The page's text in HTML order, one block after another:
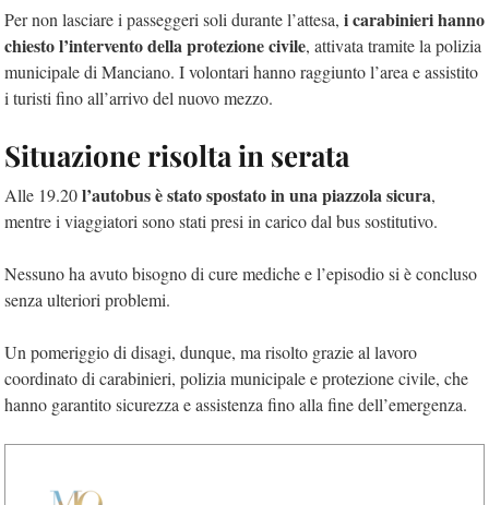
Per non lasciare i passeggeri soli durante l’attesa, i carabinieri hanno
chiesto l’intervento della protezione civile, attivata tramite la polizia
municipale di Manciano. I volontari hanno raggiunto l’area e assistito
i turisti fino all’arrivo del nuovo mezzo.
Situazione risolta in serata
Alle 19.20l’autobus è stato spostato in una piazzola sicura,
mentre i viaggiatori sono stati presi in carico dal bus sostitutivo.
Nessuno ha avuto bisogno di cure mediche e l’episodio si è concluso
senza ulteriori problemi.
Un pomeriggio di disagi, dunque, ma risolto grazie al lavoro
coordinato di carabinieri, polizia municipale e protezione civile, che
hanno garantito sicurezza e assistenza fino alla fine dell’emergenza.